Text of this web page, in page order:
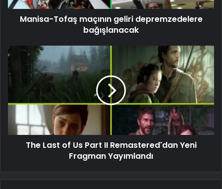
Manisa-Tofaş maçının geliri depremzedelere
bağışlanacak
The Last of Us Part II Remastered'dan Yeni
Fragman Yayımlandı